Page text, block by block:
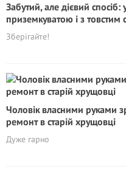
Забутий, але дієвий
приземкуватою і з товстим
Зберігайте!
Чоловік власними руками
ремонт в старій хрущовці
Дуже гарно